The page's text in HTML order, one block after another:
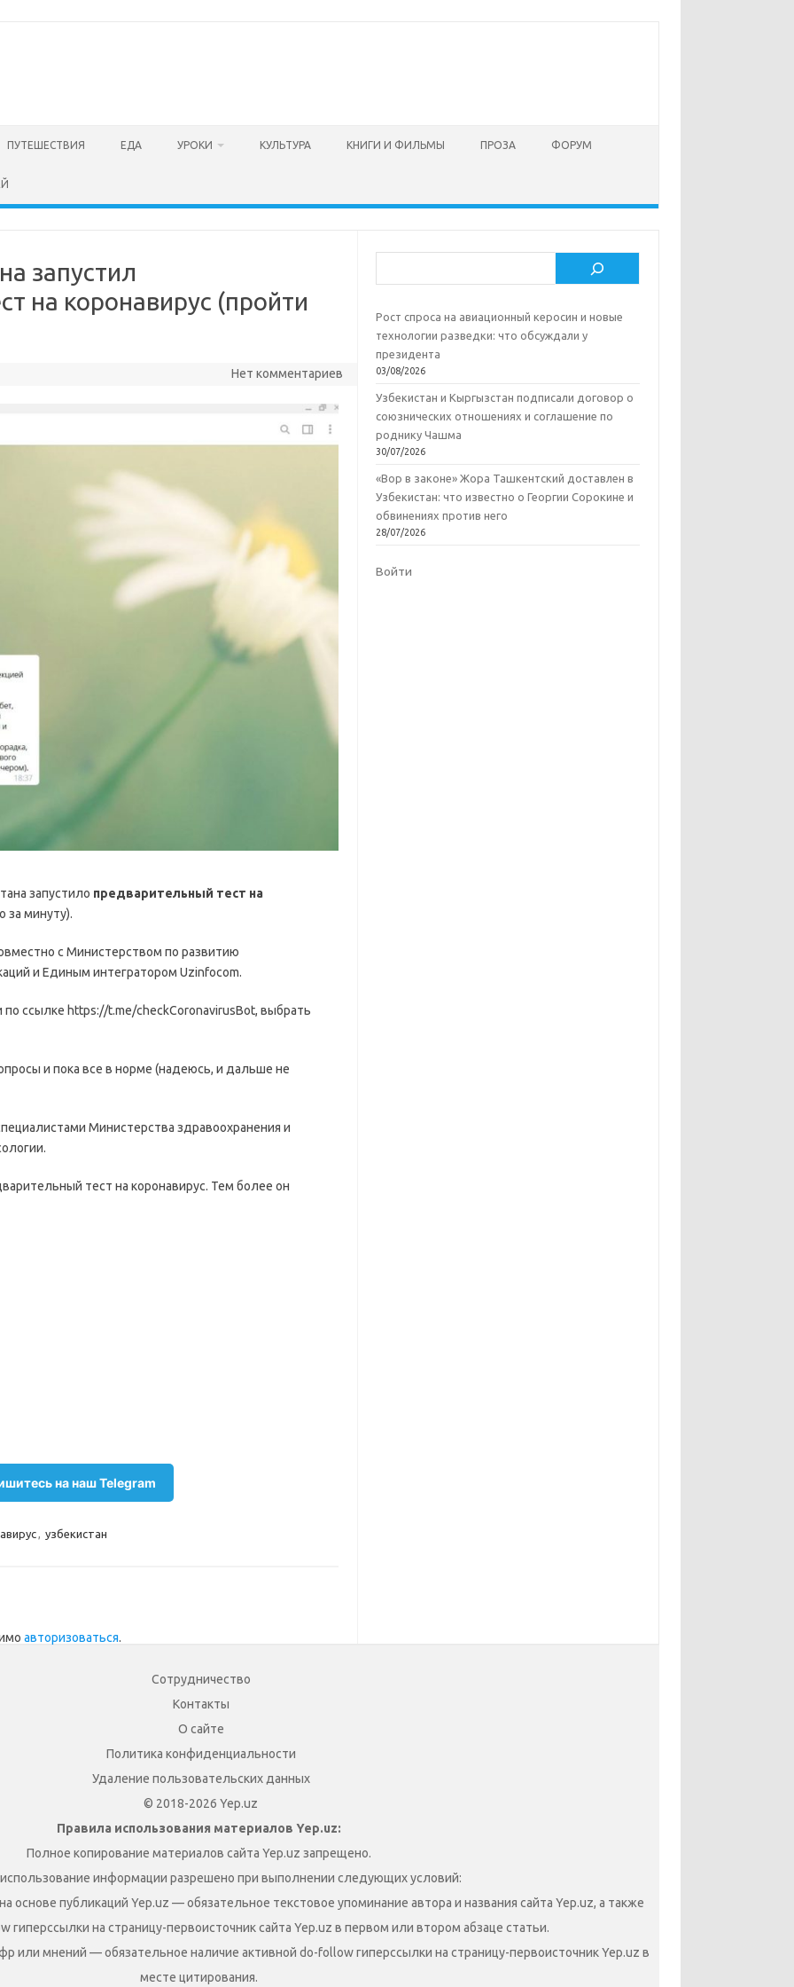
ПУТЕШЕСТВИЯ ЕДА УРОКИ КУЛЬТУРА КНИГИ И ФИЛЬМЫ ПРОЗА ФОРУМ
запустил
на коронавирус (пройти
Нет комментариев
запустило предварительный тест на
за минуту).
с Министерством по развитию
и Единым интегратором Uzinfocom.
ссылке https://t.me/checkCoronavirusBot, выбрать
и пока все в норме (надеюсь, и дальше не
Министерства здравоохранения и
тест на коронавирус. Тем более он
на наш Telegram
, узбекистан
авторизоваться.
Рост спроса на авиационный керосин и новые
технологии разведки: что обсуждали у
президента
03/08/2026
Узбекистан и Кыргызстан подписали договор о
союзнических отношениях и соглашение по
роднику Чашма
30/07/2026
«Вор в законе» Жора Ташкентский доставлен в
Узбекистан: что известно о Георгии Сорокине и
обвинениях против него
28/07/2026
Войти
Сотрудничество
Контакты
О сайте
Политика конфиденциальности
Удаление пользовательских данных
© 2018-2026 Yep.uz
Правила использования материалов Yep.uz:
Полное копирование материалов сайта Yep.uz запрещено.
информации разрешено при выполнении следующих условий:
основе публикаций Yep.uz — обязательное текстовое упоминание автора и названия сайта Yep.uz, а также
гиперссылки на страницу-первоисточник сайта Yep.uz в первом или втором абзаце статьи.
или мнений — обязательное наличие активной do-follow гиперссылки на страницу-первоисточник Yep.uz в
месте цитирования.